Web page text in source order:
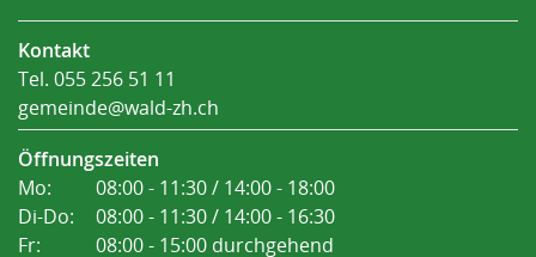
Kontakt
Tel. 055 256 51 11
gemeinde@wald-zh.ch
Öffnungszeiten
Mo:
08:00 - 11:30 / 14:00 - 18:00
Di-Do:
08:00 - 11:30 / 14:00 - 16:30
Fr:
08:00 - 15:00 durchgehend